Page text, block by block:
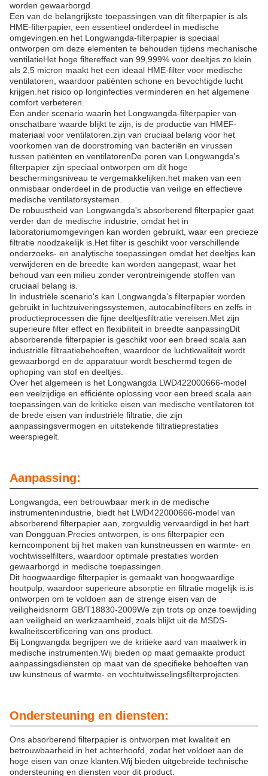
worden gewaarborgd.
Een van de belangrijkste toepassingen van dit filterpapier is als
HME-filterpapier, een essentieel onderdeel in medische
omgevingen.en het Longwangda-filterpapier is speciaal
ontworpen om deze elementen te behouden tijdens mechanische
ventilatieHet hoge filtereffect van 99,999% voor deeltjes zo klein
als 2,5 micron maakt het een ideaal HME-filter voor medische
ventilatoren, waardoor patiënten schone en bevochtigde lucht
krijgen.het risico op longinfecties verminderen en het algemene
comfort verbeteren.
Een ander scenario waarin het Longwangda-filterpapier van
onschatbare waarde blijkt te zijn, is de productie van HMEF-
materiaal voor ventilatoren.zijn van cruciaal belang voor het
voorkomen van de doorstroming van bacteriën en virussen
tussen patiënten en ventilatorenDe poren van Longwangda's
filterpapier zijn speciaal ontworpen om dit hoge
beschermingsniveau te vergemakkelijken.het maken van een
onmisbaar onderdeel in de productie van veilige en effectieve
medische ventilatorsystemen.
De robuustheid van Longwangda's absorberend filterpapier gaat
verder dan de medische industrie, omdat het in
laboratoriumomgevingen kan worden gebruikt, waar een precieze
filtratie noodzakelijk is.Het filter is geschikt voor verschillende
onderzoeks- en analytische toepassingen omdat het deeltjes kan
verwijderen en de breedte kan worden aangepast, waar het
behoud van een milieu zonder verontreinigende stoffen van
cruciaal belang is.
In industriële scenario's kan Longwangda's filterpapier worden
gebruikt in luchtzuiveringssystemen, autocabinefilters en zelfs in
productieprocessen die fijne deeltjesfiltratie vereisen.Met zijn
superieure filter effect en flexibiliteit in breedte aanpassingDit
absorberende filterpapier is geschikt voor een breed scala aan
industriële filtraatiebehoeften, waardoor de luchtkwaliteit wordt
gewaarborgd en de apparatuur wordt beschermd tegen de
ophoping van stof en deeltjes.
Over het algemeen is het Longwangda LWD422000666-model
een veelzijdige en efficiënte oplossing voor een breed scala aan
toepassingen.van de kritieke eisen van medische ventilatoren tot
de brede eisen van industriële filtratie, die zijn
aanpassingsvermogen en uitstekende filtratieprestaties
weerspiegelt.
Aanpassing:
Longwangda, een betrouwbaar merk in de medische
instrumentenindustrie, biedt het LWD422000666-model van
absorberend filterpapier aan, zorgvuldig vervaardigd in het hart
van Dongguan.Precies ontworpen, is ons filterpapier een
kerncomponent bij het maken van kunstneussen en warmte- en
vochtwisselfilters, waardoor optimale prestaties worden
gewaarborgd in medische toepassingen.
Dit hoogwaardige filterpapier is gemaakt van hoogwaardige
houtpulp, waardoor superieure absorptie en filtratie mogelijk is.is
ontworpen om te voldoen aan de strenge eisen van de
veiligheidsnorm GB/T18830-2009We zijn trots op onze toewijding
aan veiligheid en werkzaamheid, zoals blijkt uit de MSDS-
kwaliteitscertificering van ons product.
Bij Longwangda begrijpen we de kritieke aard van maatwerk in
medische instrumenten.Wij bieden op maat gemaakte product
aanpassingsdiensten op maat van de specifieke behoeften van
uw kunstneus of warmte- en vochtuitwisselingsfilterprojecten.
Ondersteuning en diensten:
Ons absorberend filterpapier is ontworpen met kwaliteit en
betrouwbaarheid in het achterhoofd, zodat het voldoet aan de
hoge eisen van onze klanten.Wij bieden uitgebreide technische
ondersteuning en diensten voor dit product.